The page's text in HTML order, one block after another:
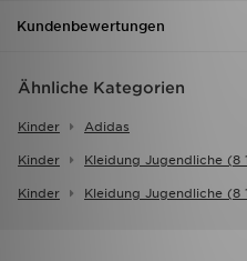
Kundenbewertungen
Ähnliche Kategorien
Kinder Adidas
Kinder Kleidung Jugendliche (8
Kinder Kleidung Jugendliche (8